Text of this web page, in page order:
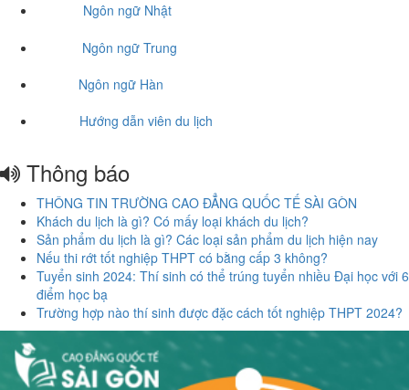
Ngôn ngữ Nhật
Ngôn ngữ Trung
Ngôn ngữ Hàn
Hướng dẫn viên du lịch
Thông báo
THÔNG TIN TRƯỜNG CAO ĐẲNG QUỐC TẾ SÀI GÒN
Khách du lịch là gì? Có mấy loại khách du lịch?
Sản phẩm du lịch là gì? Các loại sản phẩm du lịch hiện nay
Nếu thi rớt tốt nghiệp THPT có bằng cấp 3 không?
Tuyển sinh 2024: Thí sinh có thể trúng tuyển nhiều Đại học với 6
điểm học bạ
Trường hợp nào thí sinh được đặc cách tốt nghiệp THPT 2024?